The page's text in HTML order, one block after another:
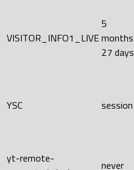
VISITOR_INFO1_LIVE
5
months
27 days
YSC session
yt-remote-
never